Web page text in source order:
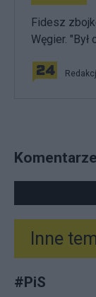
Fidesz
Węgier. "Był
Komentarze
Inne
#PiS